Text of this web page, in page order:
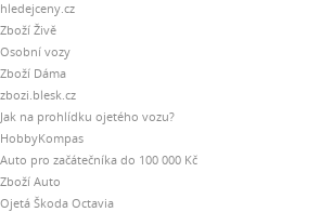
hledejceny.cz
Zboží Živě
Osobní vozy
Zboží Dáma
zbozi.blesk.cz
Jak na prohlídku ojetého vozu?
HobbyKompas
Auto pro začátečníka do 100 000 Kč
Zboží Auto
Ojetá Škoda Octavia